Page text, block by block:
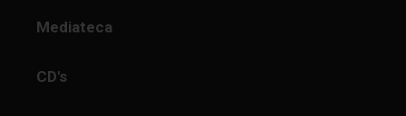
Mediateca
CD's